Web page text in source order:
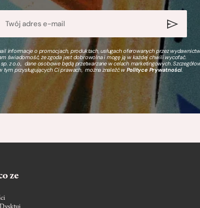
informacje o promocjach, produktach, usługach oferowanych przez
świadomość, że zgoda jest dobrowolna i mogę ją w każdej chwili wycofać.
z o.o., dane osobowe będą przetwarzane w celach marketingowych.
tym przysługujących Ci prawach, można znaleźć wPolityce Prywatności.
ze